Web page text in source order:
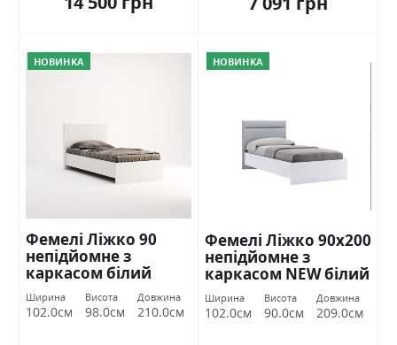
НОВИНКА
Фемелі Ліжко 90
непідйомне з
каркасом білий
глянець Міромарк
Ширина
102.0см
Висота
98.0см
Довжина
210.0см
НОВИНКА
Фемелі Ліжко 90х200
непідйомне з
каркасом NEW білий
глянець Міромарк
Ширина
102.0см
Висота
90.0см
Довжина
209.0см